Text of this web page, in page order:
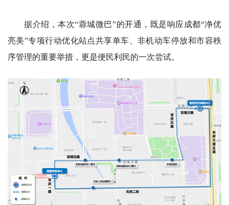
据介绍，本次“蓉城微巴”的开通，既是响应成都“净优
亮美”专项行动优化站点共享单车、非机动车停放和市容秩
序管理的重要举措，更是便民利民的一次尝试。